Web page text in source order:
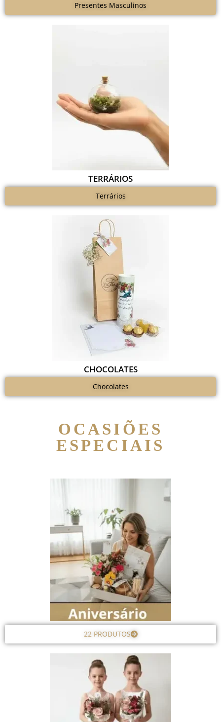
Presentes Masculinos
TERRÁRIOS
Terrários
CHOCOLATES
Chocolates
OCASIÕES
ESPECIAIS
22 PRODUTOS